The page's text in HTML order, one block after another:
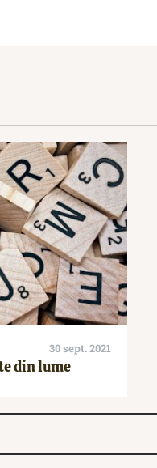
30 sept. 2021
din lume